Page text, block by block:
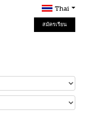
Thai
สมัครเรียน
Online